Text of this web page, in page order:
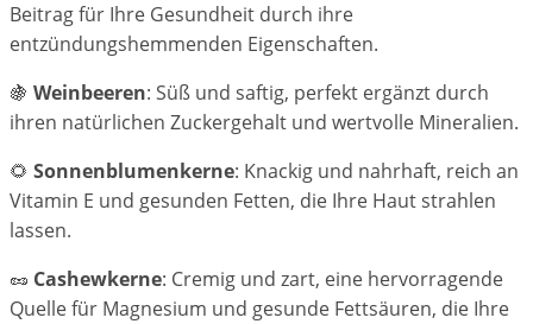
Beitrag für Ihre Gesundheit durch ihre
entzündungshemmenden Eigenschaften.
🍇 Weinbeeren: Süß und saftig, perfekt ergänzt durch
ihren natürlichen Zuckergehalt und wertvolle Mineralien.
🌻 Sonnenblumenkerne: Knackig und nahrhaft, reich an
Vitamin E und gesunden Fetten, die Ihre Haut strahlen
lassen.
🥜 Cashewkerne: Cremig und zart, eine hervorragende
Quelle für Magnesium und gesunde Fettsäuren, die Ihre